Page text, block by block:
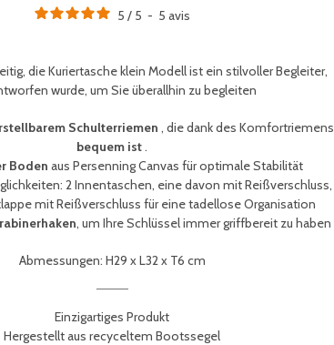
5 / 5 - 5 avis
die Kuriertasche klein Modellist ein stilvoller Begleiter,
wurde, um Sie überallhin zu begleiten
Schulterriemen , die dank des Komfortriemens
bequem ist.
Boden aus Persenning Canvas für optimale Stabilität
2 Innentaschen, eine davon mit Reißverschluss,
mit Reißverschluss für eine tadellose Organisation
, um Ihre Schlüssel immer griffbereit zu haben
Abmessungen: H29 x L32 x T6 cm
Einzigartiges Produkt
Hergestellt aus recyceltem Bootssegel